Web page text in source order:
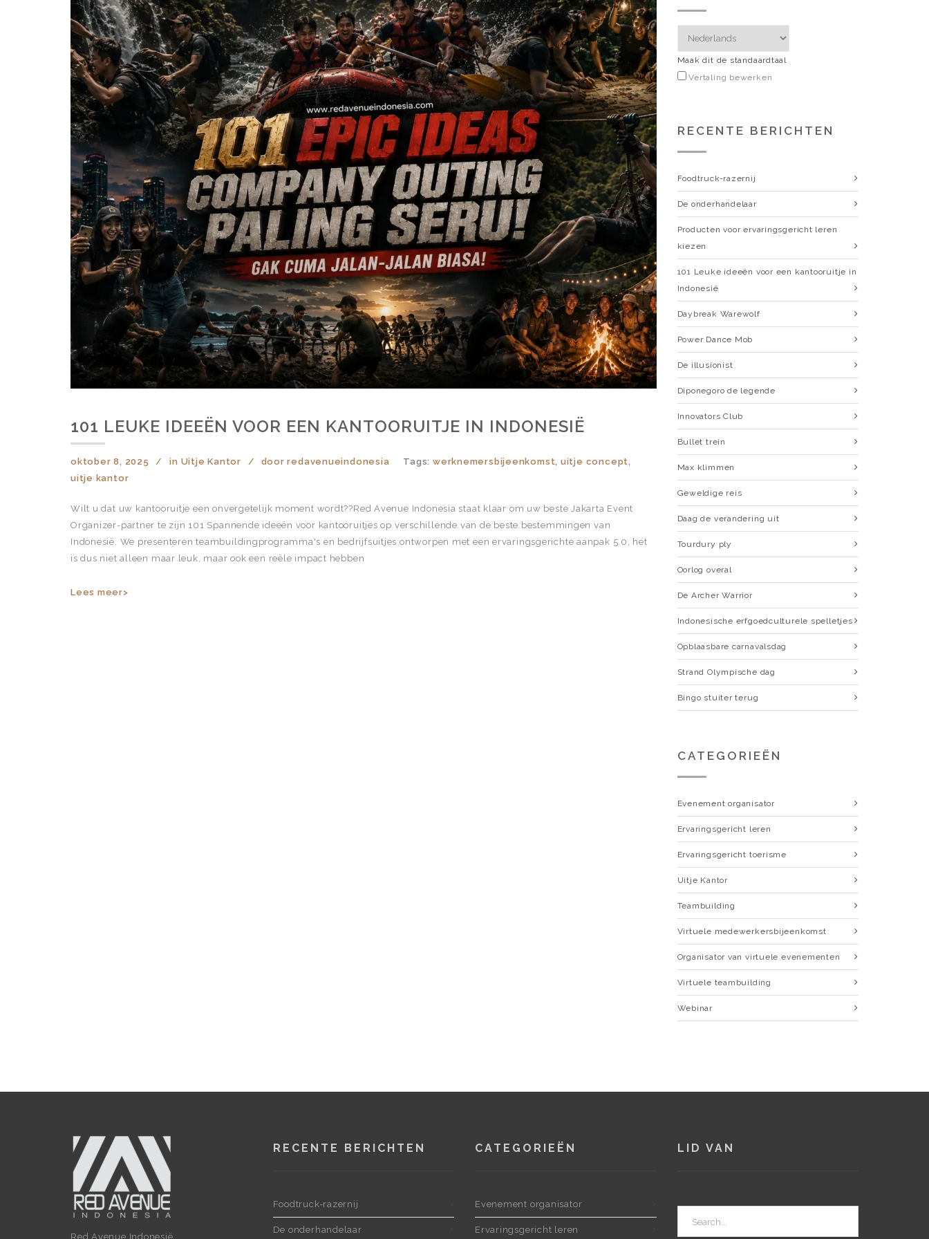
101 LEUKE IDEEËN VOOR EEN KANTOORUITJE IN INDONESIË
oktober 8, 2025 in Uitje Kantor doorredavenueindonesia Tags: werknemersbijeenkomst, uitje concept,
uitje kantor
Wilt u dat uw kantooruitje een onvergetelijk moment wordt??Red Avenue Indonesia staat klaar om uw beste Jakarta Event
Organizer-partner te zijn 101 Spannende ideeën voor kantooruitjes op verschillende van de beste bestemmingen van
Indonesië. We presenteren teambuildingprogramma's en bedrijfsuitjes ontworpen met een ervaringsgerichte aanpak 5.0, het
is dus niet alleen maar leuk, maar ook een reële impact hebben
Lees meer>
Maak dit de standaardtaal
Vertaling bewerken
RECENTE BERICHTEN
Foodtruck-razernij
De onderhandelaar
Producten voor ervaringsgericht leren
kiezen
101 Leuke ideeën voor een kantooruitje in
Indonesië
Daybreak Warewolf
Power Dance Mob
De illusionist
Diponegoro de legende
Innovators Club
Bullet trein
Max klimmen
Geweldige reis
Daag de verandering uit
Tourdury ply
Oorlog overal
De Archer Warrior
Indonesische erfgoedculturele spelletjes
Opblaasbare carnavalsdag
Strand Olympische dag
Bingo stuiter terug
CATEGORIEËN
Evenement organisator
Ervaringsgericht leren
Ervaringsgericht toerisme
Uitje Kantor
Teambuilding
Virtuele medewerkersbijeenkomst
Organisator van virtuele evenementen
Virtuele teambuilding
Webinar
Red Avenue Indonesië
RECENTE BERICHTEN
Foodtruck-razernij
De onderhandelaar
CATEGORIEËN
Evenement organisator
Ervaringsgericht leren
LID VAN